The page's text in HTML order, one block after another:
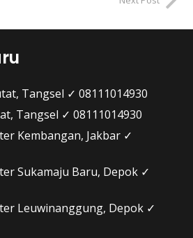
Tangsel ✓ 08111014930
Tangsel ✓ 08111014930
Kembangan, Jakbar ✓
Sukamaju Baru, Depok ✓
Leuwinanggung, Depok ✓